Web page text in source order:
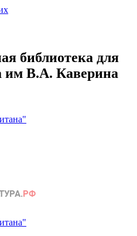
библиотека для
им В.А. Каверина